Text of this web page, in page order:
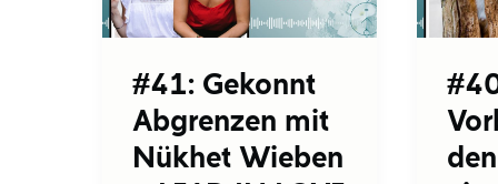
#41: Gekonnt
Abgrenzen mit
Nükhet Wieben
Wieben
LEAD
IN
LOVE
wie
–
LEAD
IN